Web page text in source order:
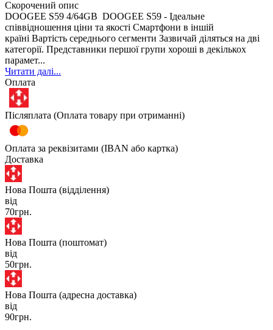
Скорочений опис
DOOGEE S59 4/64GB DOOGEE S59 - Ідеальне
співвідношення ціни та якості Смартфони в іншій
країні Вартість середнього сегменти Зазвичай діляться на дві
категорії. Представники першої групи хороші в декількох
парамет...
Читати далі...
Оплата
Післяплата (Оплата товару при отриманні)
Оплата за реквізитами (IBAN або картка)
Доставка
Нова Пошта (відділення)
від
70грн.
Нова Пошта (поштомат)
від
50грн.
Нова Пошта (адресна доставка)
від
90грн.